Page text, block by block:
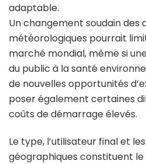
adaptable.
Un changement soudain des
météorologiques pourrait
marché mondial, même si
du public à la santé
de nouvelles opportunités
poser également certaines
coûts de démarrage élevés.
Le type, l’utilisateur final et
géographiques constituent